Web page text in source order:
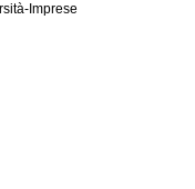
Imprese